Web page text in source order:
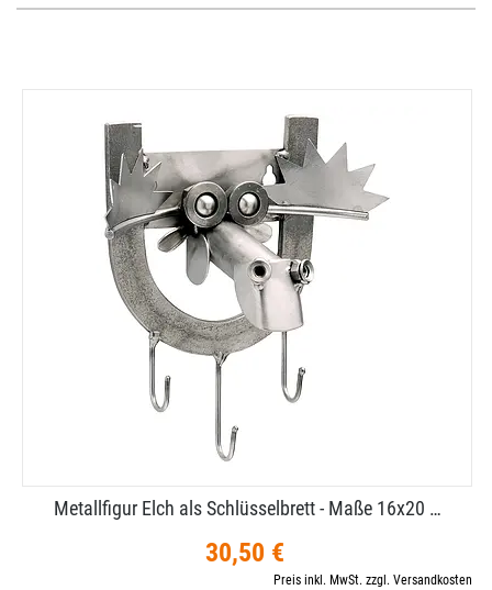
Metallfigur Elch als Schlüsselbrett - Maße 16x20 …
30,50 €
Preis inkl. MwSt. zzgl. Versandkosten